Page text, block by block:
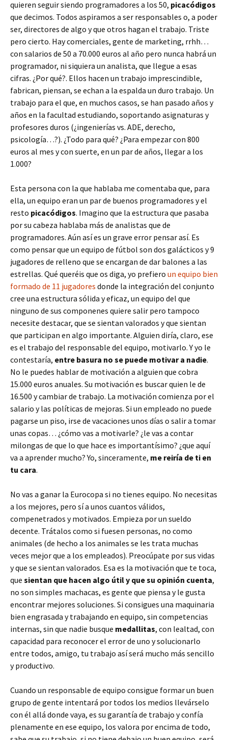
quieren seguir siendo programadores a los 50, picacódigos
que decimos. Todos aspiramos a ser responsables o, a poder
ser, directores de algo y que otros hagan el trabajo. Triste
pero cierto. Hay comerciales, gente de marketing, rrhh…
con salarios de 50 a 70.000 euros al año pero nunca habrá un
programador, ni siquiera un analista, que llegue a esas
cifras. ¿Por qué?. Ellos hacen un trabajo imprescindible,
fabrican, piensan, se echan a la espalda un duro trabajo. Un
trabajo para el que, en muchos casos, se han pasado años y
años en la facultad estudiando, soportando asignaturas y
profesores duros (¿ingenierías vs. ADE, derecho,
psicología…?). ¿Todo para qué? ¿Para empezar con 800
euros al mes y con suerte, en un par de años, llegar a los
1.000?
Esta persona con la que hablaba me comentaba que, para
ella, un equipo eran un par de buenos programadores y el
resto picacódigos. Imagino que la estructura que pasaba
por su cabeza hablaba más de analistas que de
programadores. Aún así es un grave error pensar así. Es
como pensar que un equipo de fútbol son dos galácticos y 9
jugadores de relleno que se encargan de dar balones a las
estrellas. Qué queréis que os diga, yo prefiero un equipo bien
formado de 11 jugadores donde la integración del conjunto
cree una estructura sólida y eficaz, un equipo del que
ninguno de sus componenes quiere salir pero tampoco
necesite destacar, que se sientan valorados y que sientan
que participan en algo importante. Alguien diría, claro, ese
es el trabajo del responsable del equipo, motivarlo. Y yo le
contestaría, entre basura no se puede motivar a nadie.
No le puedes hablar de motivación a alguien que cobra
15.000 euros anuales. Su motivación es buscar quien le de
16.500 y cambiar de trabajo. La motivación comienza por el
salario y las políticas de mejoras. Si un empleado no puede
pagarse un piso, irse de vacaciones unos días o salir a tomar
unas copas… ¿cómo vas a motivarle? ¿le vas a contar
milongas de que lo que hace es importantísimo? ¿que aquí
va a aprender mucho? Yo, sinceramente, me reiría de ti en
tu cara.
No vas a ganar la Eurocopa si no tienes equipo. No necesitas
a los mejores, pero sí a unos cuantos válidos,
compenetrados y motivados. Empieza por un sueldo
decente. Trátalos como si fuesen personas, no como
animales (de hecho a los animales se les trata muchas
veces mejor que a los empleados). Preocúpate por sus vidas
y que se sientan valorados. Esa es la motivación que te toca,
que sientan que hacen algo útil y que su opinión cuenta,
no son simples machacas, es gente que piensa y le gusta
encontrar mejores soluciones. Si consigues una maquinaria
bien engrasada y trabajando en equipo, sin competencias
internas, sin que nadie busque medallitas, con lealtad, con
capacidad para reconocer el error de uno y solucionarlo
entre todos, amigo, tu trabajo así será mucho más sencillo
y productivo.
Cuando un responsable de equipo consigue formar un buen
grupo de gente intentará por todos los medios llevárselo
con él allá donde vaya, es su garantía de trabajo y confía
plenamente en ese equipo, los valora por encima de todo,